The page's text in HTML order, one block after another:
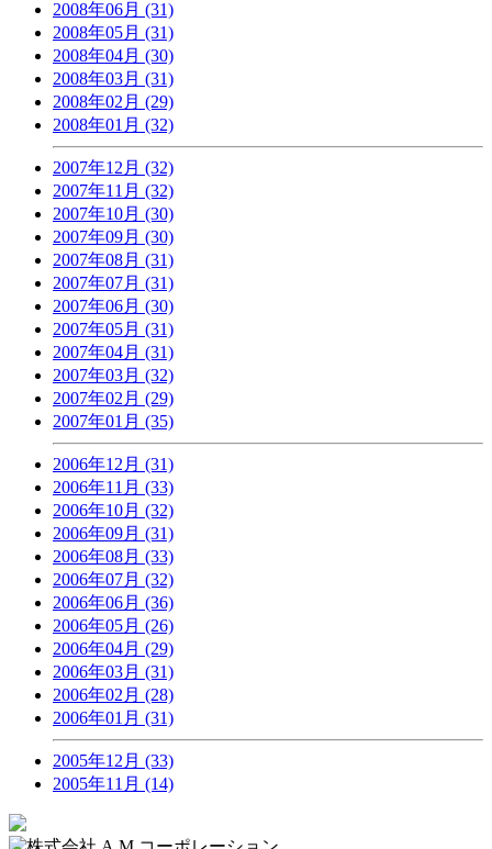
2008年06月 (31)
2008年05月 (31)
2008年04月 (30)
2008年03月 (31)
2008年02月 (29)
2008年01月 (32)
2007年12月 (32)
2007年11月 (32)
2007年10月 (30)
2007年09月 (30)
2007年08月 (31)
2007年07月 (31)
2007年06月 (30)
2007年05月 (31)
2007年04月 (31)
2007年03月 (32)
2007年02月 (29)
2007年01月 (35)
2006年12月 (31)
2006年11月 (33)
2006年10月 (32)
2006年09月 (31)
2006年08月 (33)
2006年07月 (32)
2006年06月 (36)
2006年05月 (26)
2006年04月 (29)
2006年03月 (31)
2006年02月 (28)
2006年01月 (31)
2005年12月 (33)
2005年11月 (14)